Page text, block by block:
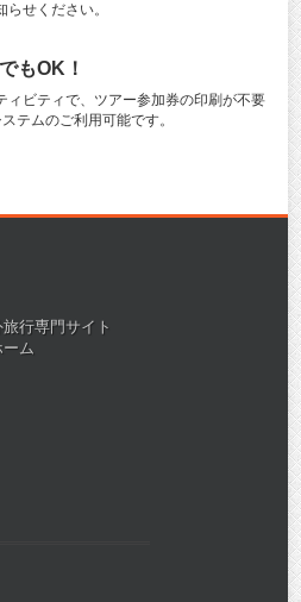
せください。
もOK！
ィビティで、ツアー参加券の印刷が不要
テムのご利用可能です。
行専門サイト
ーム